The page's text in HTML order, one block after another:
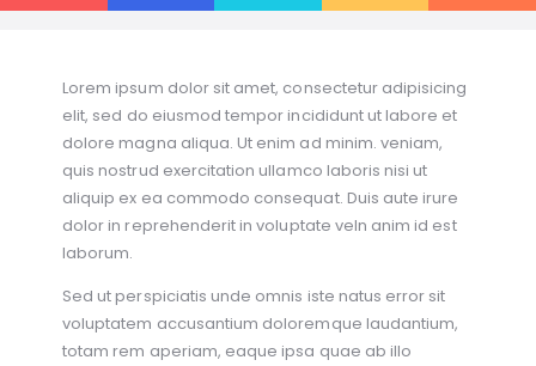
Lorem ipsum dolor sit amet, consectetur adipisicing
elit, sed do eiusmod tempor incididunt ut labore et
dolore magna aliqua. Ut enim ad minim. veniam,
quis nostrud exercitation ullamco laboris nisi ut
aliquip ex ea commodo consequat. Duis aute irure
dolor in reprehenderit in voluptate veln anim id est
laborum.
Sed ut perspiciatis unde omnis iste natus error sit
voluptatem accusantium doloremque laudantium,
totam rem aperiam, eaque ipsa quae ab illo